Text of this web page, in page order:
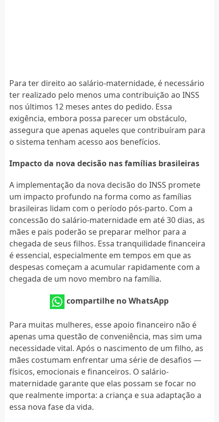
Para ter direito ao salário-maternidade, é necessário
ter realizado pelo menos uma contribuição ao INSS
nos últimos 12 meses antes do pedido. Essa
exigência, embora possa parecer um obstáculo,
assegura que apenas aqueles que contribuíram para
o sistema tenham acesso aos benefícios.
Impacto da nova decisão nas famílias brasileiras
A implementação da nova decisão do INSS promete
um impacto profundo na forma como as famílias
brasileiras lidam com o período pós-parto. Com a
concessão do salário-maternidade em até 30 dias, as
mães e pais poderão se preparar melhor para a
chegada de seus filhos. Essa tranquilidade financeira
é essencial, especialmente em tempos em que as
despesas começam a acumular rapidamente com a
chegada de um novo membro na família.
compartilhe no WhatsApp
Para muitas mulheres, esse apoio financeiro não é
apenas uma questão de conveniência, mas sim uma
necessidade vital. Após o nascimento de um filho, as
mães costumam enfrentar uma série de desafios —
físicos, emocionais e financeiros. O salário-
maternidade garante que elas possam se focar no
que realmente importa: a criança e sua adaptação a
essa nova fase da vida.